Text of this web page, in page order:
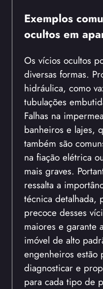
Exemplos
ocultos em
Os vícios ocultos
diversas formas.
hidráulica, como
tubulações
Falhas na
banheiros e lajes,
também são
na fiação elétrica
mais graves.
ressalta a
técnica detalhada,
precoce desses
maiores e garante
imóvel de alto
engenheiros estão
diagnosticar e
para cada tipo de